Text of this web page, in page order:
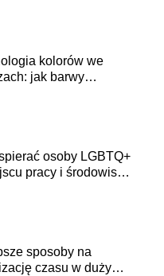
kolorów we
jak barwy
osoby LGBTQ+
pracy i środowisku
sposoby na
czasu w dużym